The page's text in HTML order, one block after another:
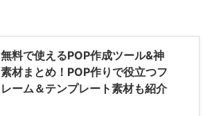
無料で使えるPOP作成ツール&神
素材まとめ！POP作りで役立つフ
レーム＆テンプレート素材も紹介